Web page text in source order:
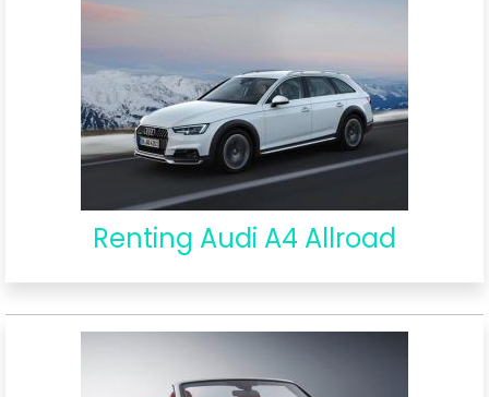
Renting Audi A4 Allroad